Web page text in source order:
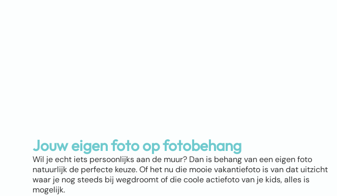
Jouw eigen foto op fotobehang
Wil je echt iets persoonlijks aan de muur? Dan is behang van een eigen foto
natuurlijk de perfecte keuze. Of het nu die mooie vakantiefoto is van dat uitzicht
waar je nog steeds bij wegdroomt of die coole actiefoto van je kids, alles is
mogelijk.